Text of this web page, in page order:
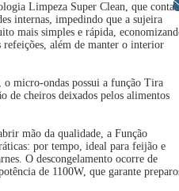
Limpeza Super Clean, que conta
internas, impedindo que a sujeira
mais simples e rápida,
refeições, além de manter o interior
o micro-ondas possui a função Tira
de cheiros deixados pelos alimentos
mão da qualidade, a Função
por tempo, ideal para feijão e
O descongelamento ocorre de
de 1100W, que garante